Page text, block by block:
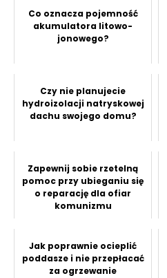
Co oznacza pojemność
akumulatora litowo-
jonowego?
Czy nie planujecie
hydroizolacji natryskowej
dachu swojego domu?
Zapewnij sobie rzetelną
pomoc przy ubieganiu się
o reparację dla ofiar
komunizmu
Jak poprawnie ocieplić
poddasze i nie przepłacać
za ogrzewanie